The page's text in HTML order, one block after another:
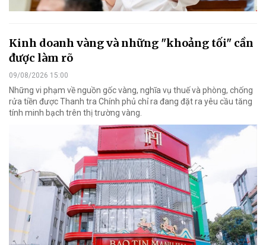
Kinh doanh vàng và những "khoảng tối" cần
được làm rõ
09/08/2026 15:00
Những vi phạm về nguồn gốc vàng, nghĩa vụ thuế và phòng, chống
rửa tiền được Thanh tra Chính phủ chỉ ra đang đặt ra yêu cầu tăng
tính minh bạch trên thị trường vàng.